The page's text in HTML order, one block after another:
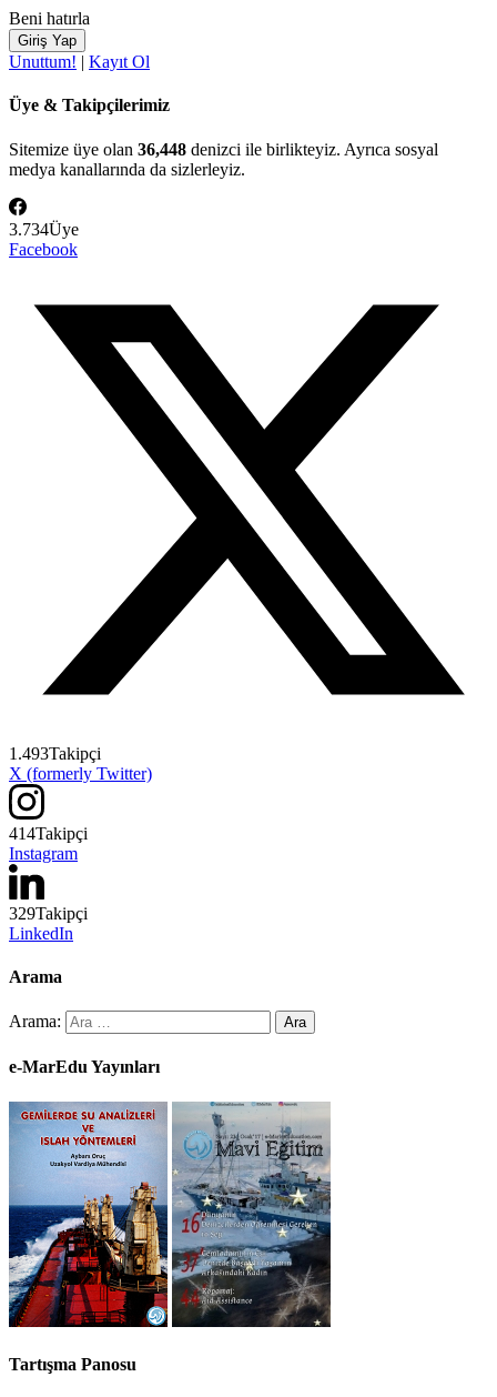
Beni hatırla
Unuttum! | Kayıt Ol
Üye & Takipçilerimiz
Sitemize üye olan 36,448 denizci ile birlikteyiz. Ayrıca sosyal
medya kanallarında da sizlerleyiz.
3.734Üye
Facebook
1.493Takipçi
X (formerly Twitter)
414Takipçi
Instagram
329Takipçi
LinkedIn
Arama
Arama:
e-MarEdu Yayınları
Tartışma Panosu